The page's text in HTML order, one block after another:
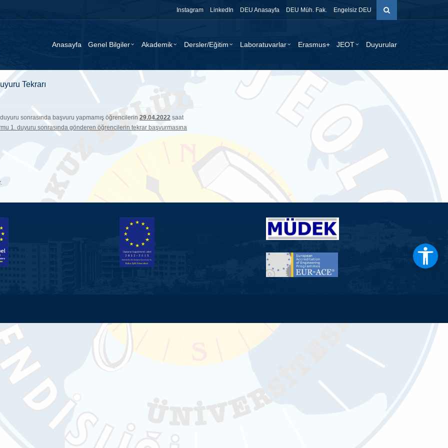
Instagram LinkedIn DEU Anasayfa DEU Müh. Fak. Engelsiz DEU
Anasayfa Genel Bilgiler Akademik Dersler/Eğitim Laboratuvarlar Erasmus+ JEOT Duyurular
Tekrarı
sonrasında başvuru yapmamış öğrencilerin 29.04.2022 saat
1. duyuru sonrasında gönderen öğrencilerin tekrar başvurmasına